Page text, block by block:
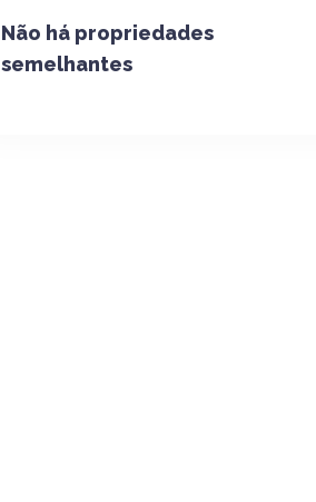
Não há propriedades
semelhantes